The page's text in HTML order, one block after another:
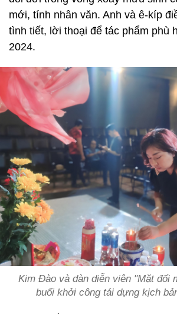
mới, tính nhân văn. Anh và ê-kíp
tình tiết, lời thoại để tác phẩm phù
2024.
Kim Đào và dàn diễn viên "Mặt đối
buổi khởi công tái dựng kịch